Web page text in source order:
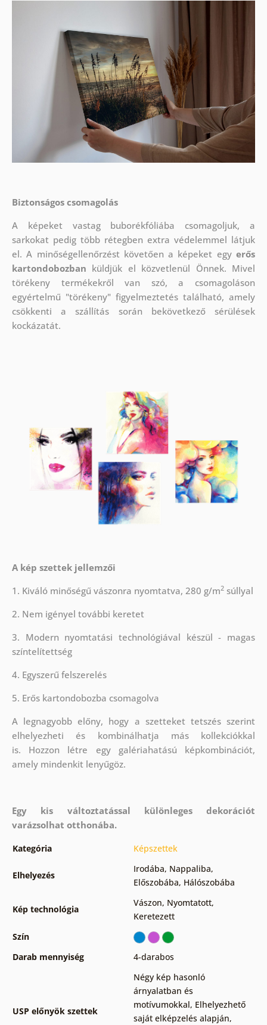
Biztonságos csomagolás
A képeket vastag buborékfóliába csomagoljuk, a
sarkokat pedig több rétegben extra védelemmel látjuk
el. A minőségellenőrzést követően a képeket egyerős
kartondobozban küldjük el közvetlenül Önnek. Mivel
törékeny termékekről van szó, a csomagoláson
egyértelmű "törékeny" figyelmeztetés található, amely
csökkenti a szállítás során bekövetkező sérülések
kockázatát.
A kép szettek jellemzői
1. Kiváló minőségű vászonra nyomtatva, 280 g/m2súllyal
2. Nem igényel további keretet
3. Modern nyomtatási technológiával készül - magas
színtelítettség
4. Egyszerű felszerelés
5. Erős kartondobozba csomagolva
A legnagyobb előny, hogy a szetteket tetszés szerint
elhelyezheti és kombinálhatja más kollekciókkal
is. Hozzon létre egy galériahatású képkombinációt,
amely mindenkit lenyűgöz.
Egy kis változtatással különleges dekorációt
varázsolhat otthonába.
Kategória Képszettek
Elhelyezés
Irodába, Nappaliba,
Előszobába, Hálószobába
Kép technológia
Vászon, Nyomtatott,
Keretezett
Szín
Darab mennyiség
4-darabos
USP előnyök szettek
Négy kép hasonló
árnyalatban és
motívumokkal, Elhelyezhető
saját elképzelés alapján,